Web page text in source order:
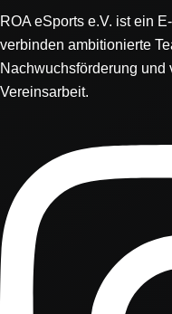
ROA eSports e.V. ist ein
verbinden ambitionierte
Nachwuchsförderung
Vereinsarbeit.